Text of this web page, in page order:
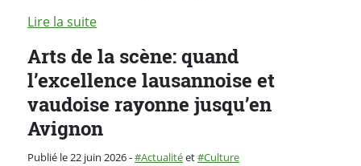
Lire la suite
Arts de la scène: quand
l’excellence lausannoise et
vaudoise rayonne jusqu’en
Avignon
Publié le 22 juin 2026-Catégorie :
Actualitéet Culture